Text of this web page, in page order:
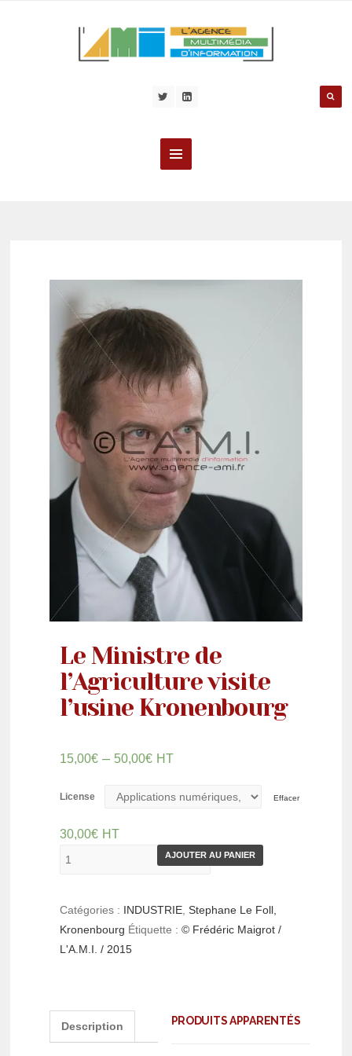
Le Ministre de
l’Agriculture visite
l’usine Kronenbourg
15,00€ – 50,00€ HT
License Effacer
30,00€ HT
AJOUTER AU PANIER
Catégories : INDUSTRIE,Stephane Le Foll,
Kronenbourg Étiquette :© Frédéric Maigrot /
L'A.M.I. / 2015
Description PRODUITS APPARENTÉS